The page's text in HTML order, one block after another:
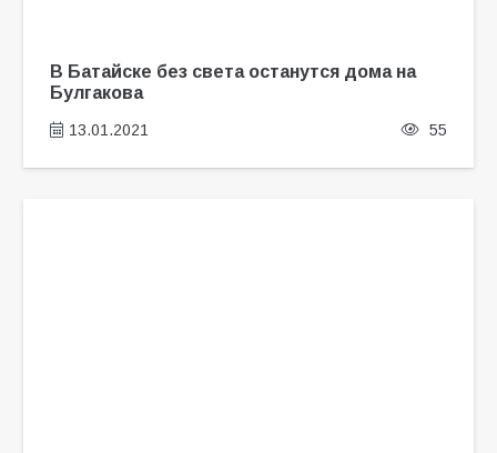
В Батайске без света останутся дома на
Булгакова
13.01.2021 55